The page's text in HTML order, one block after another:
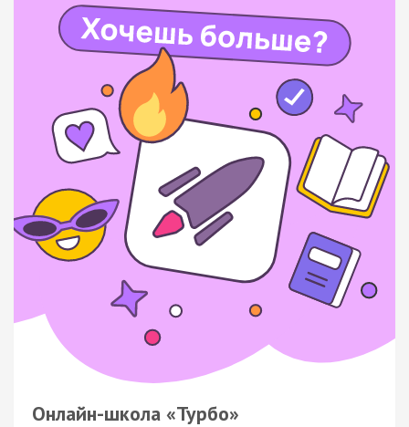
Онлайн-школа «Турбо»